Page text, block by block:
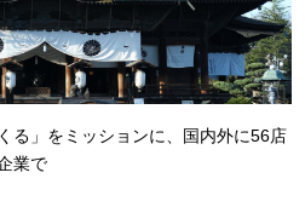
る」をミッションに、国内外に56店
業で